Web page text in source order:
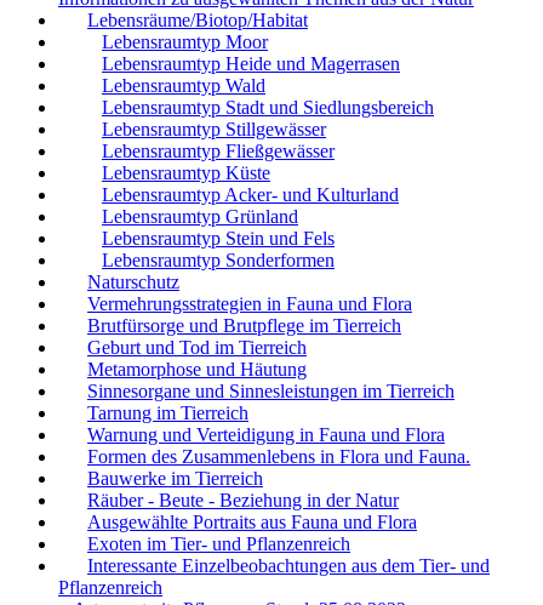
Lebensräume/Biotop/Habitat
Lebensraumtyp Moor
Lebensraumtyp Heide und Magerrasen
Lebensraumtyp Wald
Lebensraumtyp Stadt und Siedlungsbereich
Lebensraumtyp Stillgewässer
Lebensraumtyp Fließgewässer
Lebensraumtyp Küste
Lebensraumtyp Acker- und Kulturland
Lebensraumtyp Grünland
Lebensraumtyp Stein und Fels
Lebensraumtyp Sonderformen
Naturschutz
Vermehrungsstrategien in Fauna und Flora
Brutfürsorge und Brutpflege im Tierreich
Geburt und Tod im Tierreich
Metamorphose und Häutung
Sinnesorgane und Sinnesleistungen im Tierreich
Tarnung im Tierreich
Warnung und Verteidigung in Fauna und Flora
Formen des Zusammenlebens in Flora und Fauna.
Bauwerke im Tierreich
Räuber - Beute - Beziehung in der Natur
Ausgewählte Portraits aus Fauna und Flora
Exoten im Tier- und Pflanzenreich
Interessante Einzelbeobachtungen aus dem Tier- und
Pflanzenreich